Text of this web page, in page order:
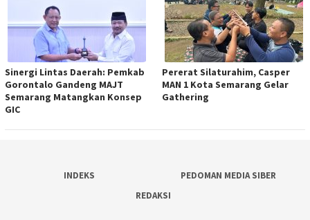
Sinergi Lintas Daerah: Pemkab
Gorontalo Gandeng MAJT
Semarang Matangkan Konsep
GIC
Pererat Silaturahim, Casper
MAN 1 Kota Semarang Gelar
Gathering
INDEKS
PEDOMAN MEDIA SIBER
REDAKSI